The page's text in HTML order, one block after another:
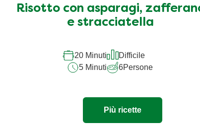
Risotto con asparagi,
e stracciatella
20 Minuti
Difficile
5 Minuti
6Persone
Più ricette